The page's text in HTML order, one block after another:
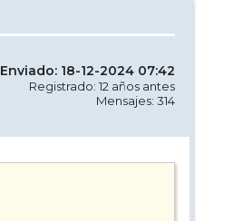
Enviado: 18-12-2024 07:42
Registrado: 12 años antes
Mensajes: 314